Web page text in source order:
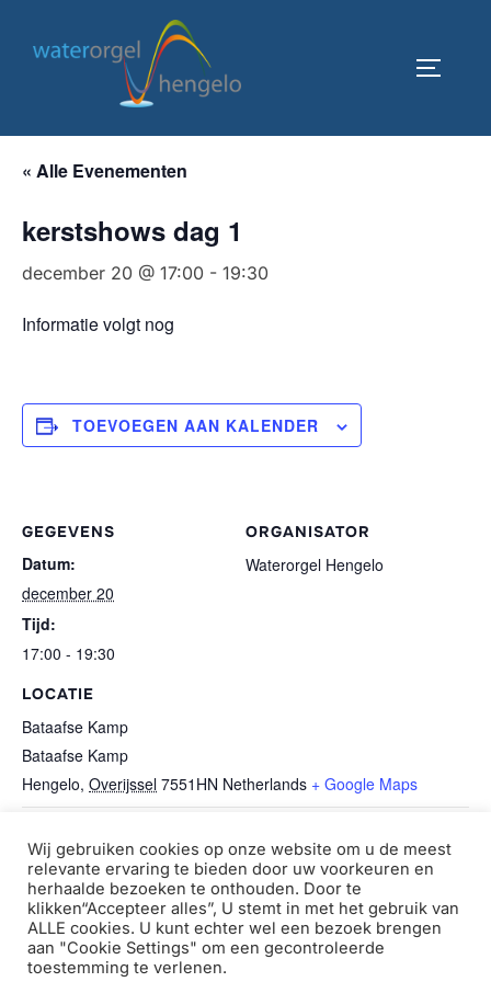
naar
« Alle Evenementen
kerstshows dag 1
december 20 @ 17:00 - 19:30
Informatie volgt nog
TOEVOEGEN AAN KALENDER
GEGEVENS
Datum:
december 20
Tijd:
17:00 - 19:30
LOCATIE
Bataafse Kamp
Bataafse Kamp
Hengelo, Overijssel 7551HN Netherlands + Google Maps
ORGANISATOR
Waterorgel Hengelo
Beweeg in het park kerstshows dag 2
Copyright © 2026 Waterorgel Hengelo
Wij gebruiken cookies op onze website om u de meest
relevante ervaring te bieden door uw voorkeuren en
herhaalde bezoeken te onthouden. Door te
klikken“Accepteer alles”, U stemt in met het gebruik van
ALLE cookies. U kunt echter wel een bezoek brengen
aan "Cookie Settings" om een ​​gecontroleerde
toestemming te verlenen.